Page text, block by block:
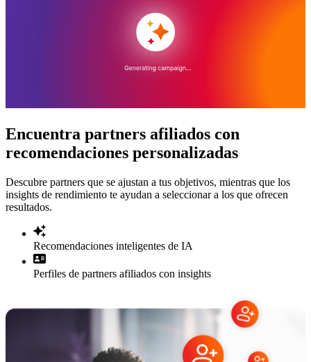
Encuentra partners afiliados con
recomendaciones personalizadas
Descubre partners que se ajustan a tus objetivos, mientras que los
insights de rendimiento te ayudan a seleccionar a los que ofrecen
resultados.
Recomendaciones inteligentes de IA
Perfiles de partners afiliados con insights